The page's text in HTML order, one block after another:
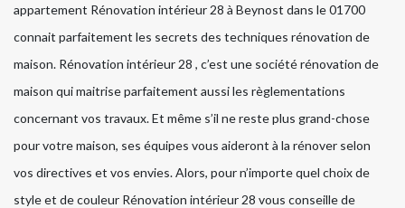
appartement Rénovation intérieur 28 à Beynost dans le 01700
connait parfaitement les secrets des techniques rénovation de
maison. Rénovation intérieur 28 , c’est une société rénovation de
maison qui maitrise parfaitement aussi les règlementations
concernant vos travaux. Et même s’il ne reste plus grand-chose
pour votre maison, ses équipes vous aideront à la rénover selon
vos directives et vos envies. Alors, pour n’importe quel choix de
style et de couleur Rénovation intérieur 28 vous conseille de